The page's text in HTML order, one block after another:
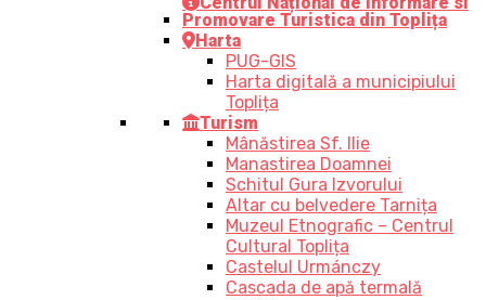
Promovare Turistica din Toplița
Harta
PUG-GIS
Harta digitală a municipiului
Toplița
Turism
Mânăstirea Sf. Ilie
Manastirea Doamnei
Schitul Gura Izvorului
Altar cu belvedere Tarnița
Muzeul Etnografic – Centrul
Cultural Toplița
Castelul Urmánczy
Cascada de apă termală